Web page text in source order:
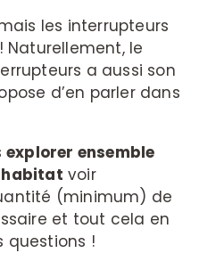
les interrupteurs
le
a aussi son
d’en parler dans
explorer ensemble
habitat voir
(minimum) de
et tout cela en
questions !